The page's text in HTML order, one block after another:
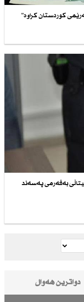
كوردستان كراوە"
بەفەرمی پەسەند
دواترین هەواڵ